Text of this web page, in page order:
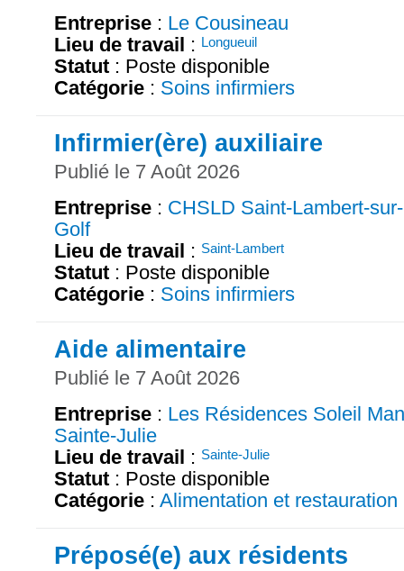
Entreprise : Le Cousineau
Lieu de travail : Longueuil
Statut : Poste disponible
Catégorie : Soins infirmiers
Infirmier(ère) auxiliaire
Publié le 7 Août 2026
Entreprise : CHSLD Saint-Lambert-
Golf
Lieu de travail : Saint-Lambert
Statut : Poste disponible
Catégorie : Soins infirmiers
Aide alimentaire
Publié le 7 Août 2026
Entreprise : Les Résidences Soleil
Sainte-Julie
Lieu de travail : Sainte-Julie
Statut : Poste disponible
Catégorie : Alimentation et restauration
Préposé(e) aux résidents